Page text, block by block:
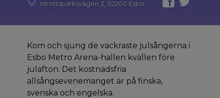
Idrottsparksvägen 3, 02200 Esbo
Kom och sjung de vackraste julsångerna i
Esbo Metro Arena-hallen kvällen före
julafton. Det kostnadsfria
allsångsevenemanget är på finska,
svenska och engelska.